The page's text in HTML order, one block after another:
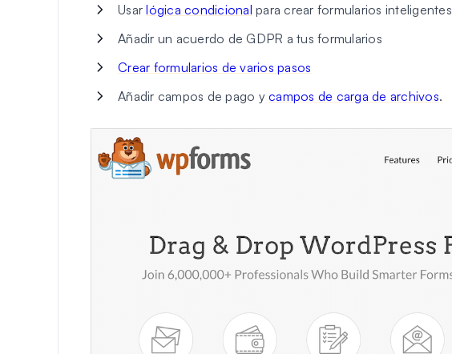
Usarlógica condicional para crear formularios inteligentes
Añadir un acuerdo de GDPR a tus formularios
Crear formularios de varios pasos
Añadir campos de pago y campos de carga de archivos.